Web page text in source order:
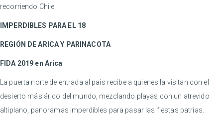
recorriendo Chile.
IMPERDIBLES PARA EL 18
REGIÓN DE ARICA Y PARINACOTA
FIDA 2019 en Arica
La puerta norte de entrada al país recibe a quienes la visitan con el
desierto más árido del mundo, mezclando playas con un atrevido
altiplano, panoramas imperdibles para pasar las fiestas patrias.